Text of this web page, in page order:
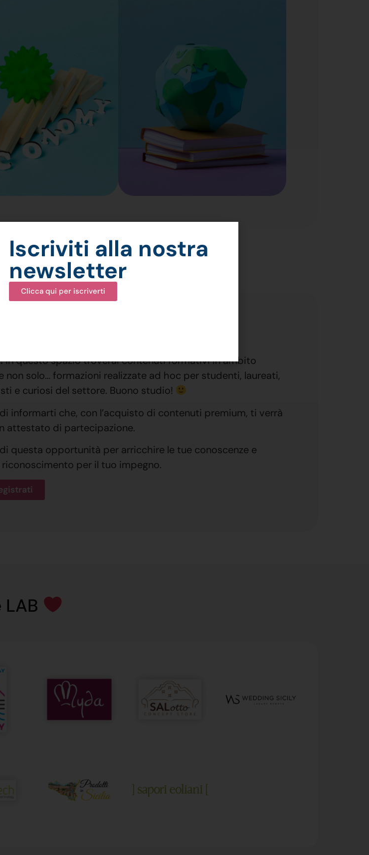
In questo spazio troverai contenuti formativi in ambito
non solo… formazioni realizzate ad hoc per studenti, laureati,
e curiosi del settore. Buono studio!
informarti che, con l’acquisto di contenuti premium, ti verrà
attestato di partecipazione.
questa opportunità per arricchire le tue conoscenze e
riconoscimento per il tuo impegno.
Iscriviti alla nostra
newsletter
Clicca qui per iscriverti